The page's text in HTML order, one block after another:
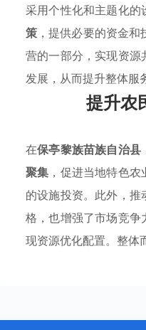
采用个性化和主题化
策 ，提供必要的资金
营的一部分，实现资
发展，从而提升整体服
提升农
在保亭黎族苗族自治县
聚集 ，促进当地特色
的设施投资。此外，
格，也增强了市场竞
现资源优化配置。整体